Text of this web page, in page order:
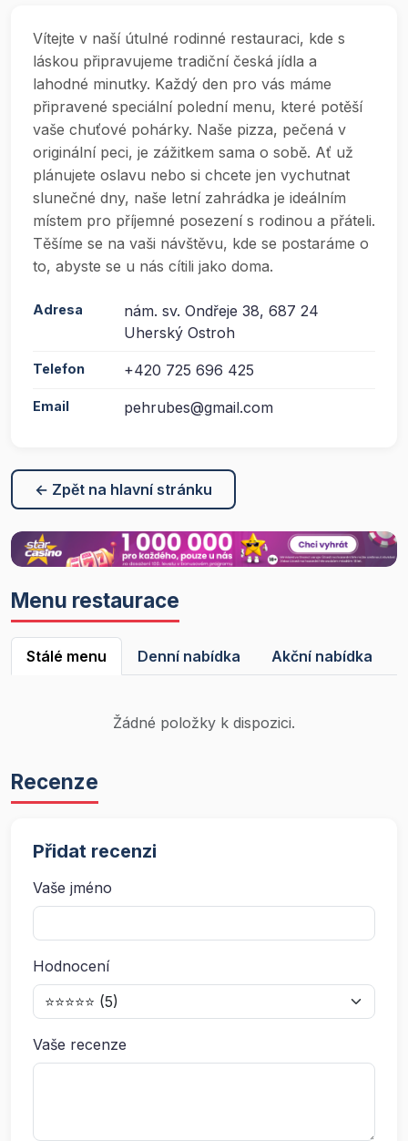
Vítejte v naší útulné rodinné restauraci, kde s
láskou připravujeme tradiční česká jídla a
lahodné minutky. Každý den pro vás máme
připravené speciální polední menu, které potěší
vaše chuťové pohárky. Naše pizza, pečená v
originální peci, je zážitkem sama o sobě. Ať už
plánujete oslavu nebo si chcete jen vychutnat
slunečné dny, naše letní zahrádka je ideálním
místem pro příjemné posezení s rodinou a přáteli.
Těšíme se na vaši návštěvu, kde se postaráme o
to, abyste se u nás cítili jako doma.
Adresa
nám. sv. Ondřeje 38, 687 24
Uherský Ostroh
Telefon +420 725 696 425
Email pehrubes@gmail.com
← Zpět na hlavní stránku
Menu restaurace
Stálé menu Denní nabídka Akční nabídka
Žádné položky k dispozici.
Recenze
Přidat recenzi
Vaše jméno
Hodnocení
Vaše recenze